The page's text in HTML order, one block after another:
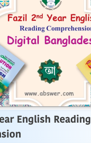
English Reading